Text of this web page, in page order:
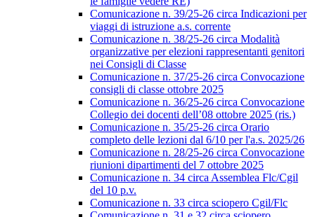
Comunicazione n. 39/25-26 circa Indicazioni per
viaggi di istruzione a.s. corrente
Comunicazione n. 38/25-26 circa Modalità
organizzative per elezioni rappresentanti genitori
nei Consigli di Classe
Comunicazione n. 37/25-26 circa Convocazione
consigli di classe ottobre 2025
Comunicazione n. 36/25-26 circa Convocazione
Collegio dei docenti dell’08 ottobre 2025 (ris.)
Comunicazione n. 35/25-26 circa Orario
completo delle lezioni dal 6/10 per l'a.s. 2025/26
Comunicazione n. 28/25-26 circa Convocazione
riunioni dipartimenti del 7 ottobre 2025
Comunicazione n. 34 circa Assemblea Flc/Cgil
del 10 p.v.
Comunicazione n. 33 circa sciopero Cgil/Flc